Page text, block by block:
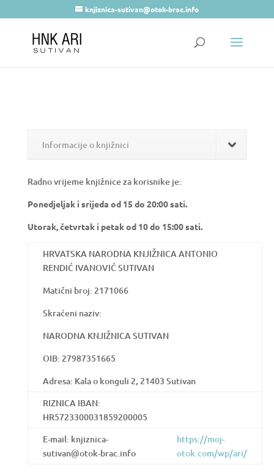
knjiznica-sutivan@otok-brac.info
Informacije o knjižnici
Radno vrijeme knjižnice za korisnike je:
Ponedjeljak i srijeda od 15 do 20:00 sati.
Utorak, četvrtak i petak od 10 do 15:00 sati.
HRVATSKA NARODNA KNJIŽNICA ANTONIO
RENDIĆ IVANOVIĆ SUTIVAN
Matični broj: 2171066
Skraćeni naziv:
NARODNA KNJIŽNICA SUTIVAN
OIB: 27987351665
Adresa: Kala o konguli 2, 21403 Sutivan
RIZNICA IBAN:
HR5723300031859200005
E-mail: knjiznica-
sutivan@otok-brac.info
https://moj-
otok.com/wp/ari/